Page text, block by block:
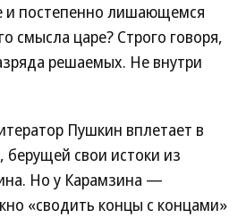
и постепенно лишающемся
смысла царе? Строго говоря,
решаемых. Не внутри
Пушкин вплетает в
берущей свои истоки из
Но у Карамзина —
«сводить концы с концами»